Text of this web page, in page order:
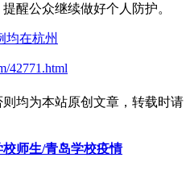
醒公众继续做好个人防护。
均在杭州
42771.html
均为本站原创文章，转载时请
师生/青岛学校疫情